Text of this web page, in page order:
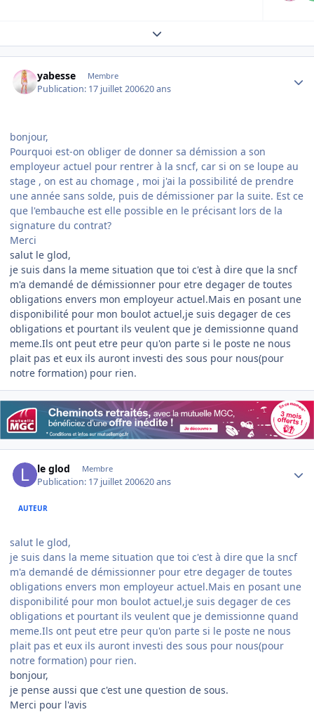
Expand topic overview
yabesse Membre
Publication: 17 juillet 200620 ans
bonjour,
Pourquoi est-on obliger de donner sa démission a son
employeur actuel pour rentrer à la sncf, car si on se loupe au
stage , on est au chomage , moi j'ai la possibilité de prendre
une année sans solde, puis de démissioner par la suite. Est ce
que l'embauche est elle possible en le précisant lors de la
signature du contrat?
Merci
salut le glod,
je suis dans la meme situation que toi c'est à dire que la sncf
m'a demandé de démissionner pour etre degager de toutes
obligations envers mon employeur actuel.Mais en posant une
disponibilité pour mon boulot actuel,je suis degager de ces
obligations et pourtant ils veulent que je demissionne quand
meme.Ils ont peut etre peur qu'on parte si le poste ne nous
plait pas et eux ils auront investi des sous pour nous(pour
notre formation) pour rien.
le glod Membre
Publication: 17 juillet 200620 ans
AUTEUR
salut le glod,
je suis dans la meme situation que toi c'est à dire que la sncf
m'a demandé de démissionner pour etre degager de toutes
obligations envers mon employeur actuel.Mais en posant une
disponibilité pour mon boulot actuel,je suis degager de ces
obligations et pourtant ils veulent que je demissionne quand
meme.Ils ont peut etre peur qu'on parte si le poste ne nous
plait pas et eux ils auront investi des sous pour nous(pour
notre formation) pour rien.
bonjour,
je pense aussi que c'est une question de sous.
Merci pour l'avis